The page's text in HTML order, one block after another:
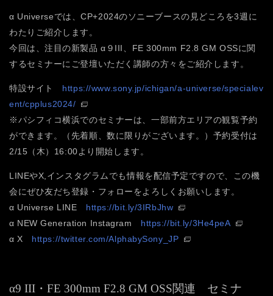
α Universeでは、CP+2024のソニーブースの見どころを3週に
わたりご紹介します。
今回は、注目の新製品 α９III、FE 300mm F2.8 GM OSSに関
するセミナーにご登壇いただく講師の方々をご紹介します。
特設サイト https://www.sony.jp/ichigan/a-universe/specialev
ent/cpplus2024/
※パシフィコ横浜でのセミナーは、一部前方エリアの観覧予約
ができます。（先着順、数に限りがございます。）予約受付は
2/15（木）16:00より開始します。
LINEやX,インスタグラムでも情報を配信予定ですので、この機
会にぜひ友だち登録・フォローをよろしくお願いします。
α Universe LINE https://bit.ly/3IRbJhw
α NEW Generation Instagram https://bit.ly/3He4peA
α X https://twitter.com/AlphabySony_JP
α9 III・FE 300mm F2.8 GM OSS関連 セミナ